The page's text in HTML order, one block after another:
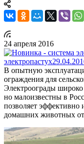
24 апреля 2016
В опытную
ограждения для
Электроограды широко
но малоизвестны в
позволяет эффективно
домашних животных